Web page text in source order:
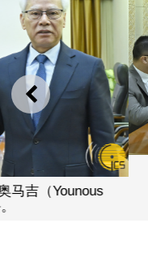
上一则
行政长官岑浩辉与